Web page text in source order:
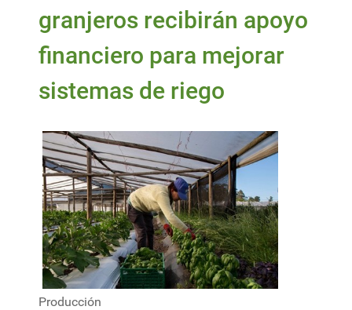
granjeros recibirán apoyo
financiero para mejorar
sistemas de riego
Producción